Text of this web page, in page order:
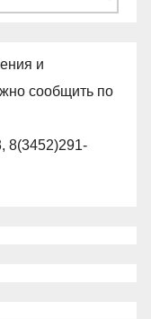
и
сообщить по
8(3452)291-